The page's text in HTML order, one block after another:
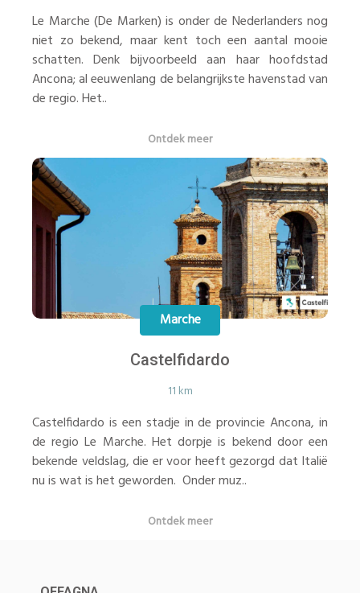
Le Marche (De Marken) is onder de Nederlanders nog
niet zo bekend, maar kent toch een aantal mooie
schatten. Denk bijvoorbeeld aan haar hoofdstad
Ancona; al eeuwenlang de belangrijkste havenstad van
de regio. Het..
Ontdek meer
Marche
Castelfidardo
11 km
Castelfidardo is een stadje in de provincie Ancona, in
de regio Le Marche. Het dorpje is bekend door een
bekende veldslag, die er voor heeft gezorgd dat Italië
nu is wat is het geworden. Onder muz..
Ontdek meer